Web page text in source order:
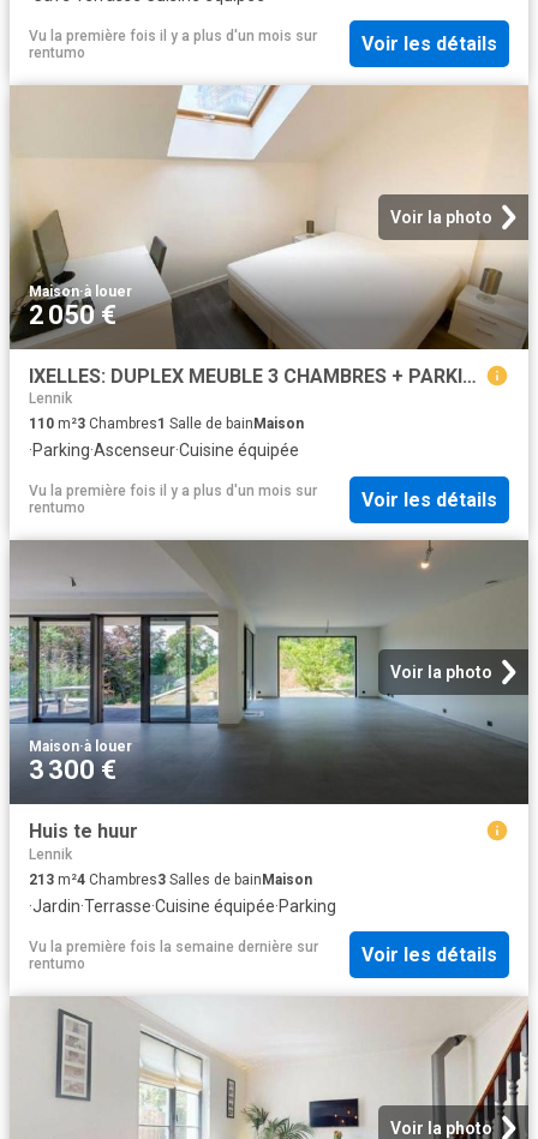
Vu la première fois il y a plus d'un mois sur
rentumo
Voir les détails
Voir la photo
Maison·à louer
2 050 €
IXELLES: DUPLEX MEUBLE 3 CHAMBRES + PARKING Ixelles
Lennik
110 m²3 Chambres1 Salle de bain Maison
·Parking·Ascenseur·Cuisine équipée
Vu la première fois il y a plus d'un mois sur
rentumo
Voir les détails
Voir la photo
Maison·à louer
3 300 €
Huis te huur
Lennik
213 m²4 Chambres3 Salles de bainMaison
·Jardin·Terrasse·Cuisine équipée·Parking
Vu la première fois la semaine dernière sur
rentumo
Voir les détails
Voir la photo